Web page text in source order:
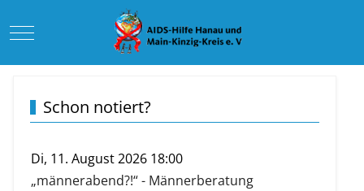
Mobile Menu Toggle
Schon notiert?
Di, 11. August 2026 18:00
„männerabend?!“ - Männerberatung